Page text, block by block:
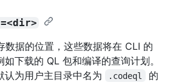
数据的位置，这些数据将在 CLI 的
下载的 QL 包和编译的查询计划。
认为用户主目录中名为
.codeql
的